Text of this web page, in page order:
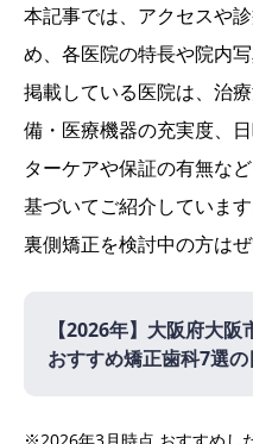
本記事では、アクセスや
め、各医院の特長や院内
掲載している医院は、治
備・医療機器の充実度、
ターケアや保証の有無など
基づいてご紹介しています
裏側矯正を検討中の方は
【2026年】 大阪府大阪
おすすめ矯正歯科7選の
※2026年3月時点 おすすめし